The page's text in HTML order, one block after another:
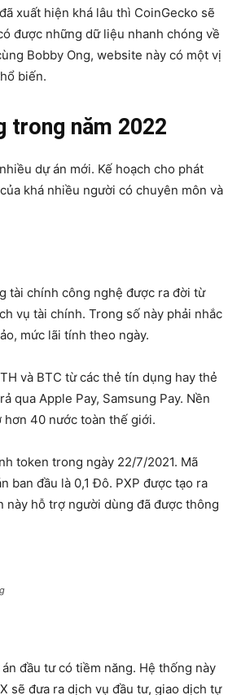
xuất hiện khá lâu thì CoinGecko sẽ
được những dữ liệu nhanh chóng về
Bobby Ong, website này có một vị
biến.
trong năm 2022
dự án mới. Kế hoạch cho phát
khá nhiều người có chuyên môn và
tài chính công nghệ được ra đời từ
vụ tài chính. Trong số này phải nhắc
mức lãi tính theo ngày.
và BTC từ các thẻ tín dụng hay thẻ
qua Apple Pay, Samsung Pay. Nền
hơn 40 nước toàn thế giới.
token trong ngày 22/7/2021. Mã
ban đầu là 0,1 Đô. PXP được tạo ra
này hỗ trợ người dùng đã được thông
đầu tư có tiềm năng. Hệ thống này
sẽ đưa ra dịch vụ đầu tư, giao dịch tự